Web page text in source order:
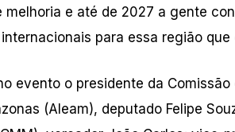
e até de 2027 a gente
para essa região que
evento o presidente da
(Aleam), deputado Felipe